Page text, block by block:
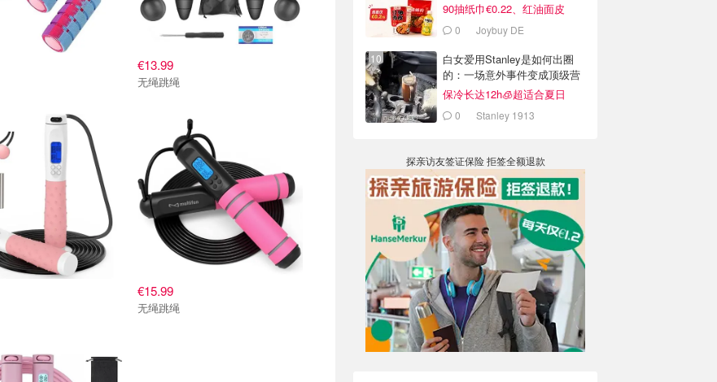
€13.99
无绳跳绳
€15.99
无绳跳绳
90抽纸巾€0.22、红油面皮
€0.99
0 Joybuy DE
白女爱用Stanley是如何出圈
的：一场意外事件变成顶级营
销案例
保冷长达12h🧊超适合夏日
0 Stanley 1913
探亲访友签证保险 拒签全额退款